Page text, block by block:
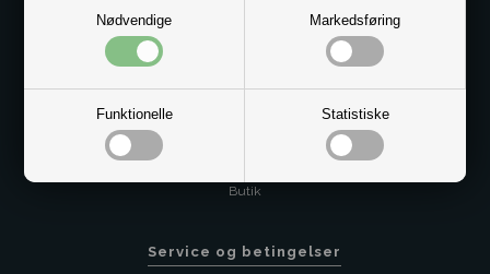
Nødvendige Markedsføring
Funktionelle Statistiske
Kundeservice@bestman.dk
CVR 33496362 Thol Aps
Butik
Service og betingelser